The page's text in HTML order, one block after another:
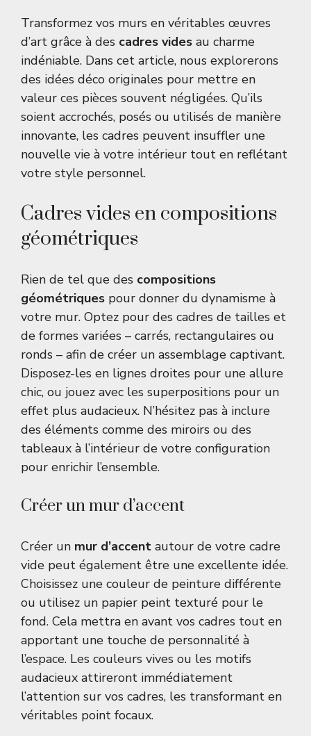
Transformez vos murs en véritables œuvres
d’art grâce à des cadres vides au charme
indéniable. Dans cet article, nous explorerons
des idées déco originales pour mettre en
valeur ces pièces souvent négligées. Qu’ils
soient accrochés, posés ou utilisés de manière
innovante, les cadres peuvent insuffler une
nouvelle vie à votre intérieur tout en reflétant
votre style personnel.
Cadres vides en compositions
géométriques
Rien de tel que des compositions
géométriques pour donner du dynamisme à
votre mur. Optez pour des cadres de tailles et
de formes variées – carrés, rectangulaires ou
ronds – afin de créer un assemblage captivant.
Disposez-les en lignes droites pour une allure
chic, ou jouez avec les superpositions pour un
effet plus audacieux. N’hésitez pas à inclure
des éléments comme des miroirs ou des
tableaux à l’intérieur de votre configuration
pour enrichir l’ensemble.
Créer un mur d’accent
Créer un mur d’accent autour de votre cadre
vide peut également être une excellente idée.
Choisissez une couleur de peinture différente
ou utilisez un papier peint texturé pour le
fond. Cela mettra en avant vos cadres tout en
apportant une touche de personnalité à
l’espace. Les couleurs vives ou les motifs
audacieux attireront immédiatement
l’attention sur vos cadres, les transformant en
véritables point focaux.